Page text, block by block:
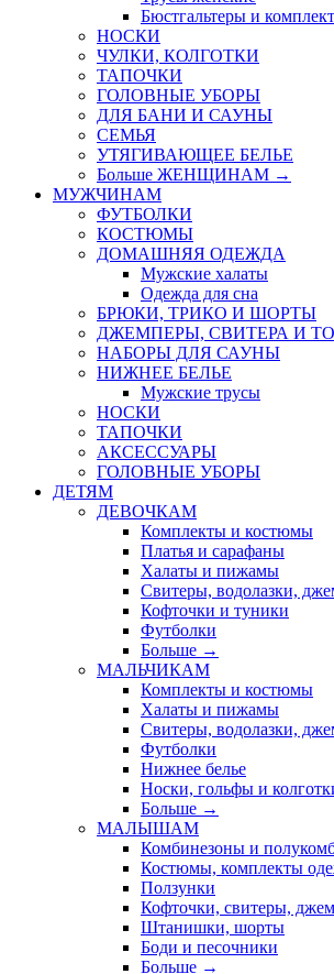
Бюстгальтеры и
НОСКИ
ЧУЛКИ, КОЛГОТКИ
ТАПОЧКИ
ГОЛОВНЫЕ УБОРЫ
ДЛЯ БАНИ И САУНЫ
СЕМЬЯ
УТЯГИВАЮЩЕЕ БЕЛЬЕ
Больше ЖЕНЩИНАМ →
МУЖЧИНАМ
ФУТБОЛКИ
КОСТЮМЫ
ДОМАШНЯЯ ОДЕЖДА
Мужские халаты
Одежда для сна
БРЮКИ, ТРИКО И ШОРТЫ
ДЖЕМПЕРЫ, СВИТЕРА И
НАБОРЫ ДЛЯ САУНЫ
НИЖНЕЕ БЕЛЬЕ
Мужские трусы
НОСКИ
ТАПОЧКИ
АКСЕССУАРЫ
ГОЛОВНЫЕ УБОРЫ
ДЕТЯМ
ДЕВОЧКАМ
Комплекты и костюмы
Платья и сарафаны
Халаты и пижамы
Свитеры, водолазки,
Кофточки и туники
Футболки
Больше →
МАЛЬЧИКАМ
Комплекты и костюмы
Халаты и пижамы
Свитеры, водолазки,
Футболки
Нижнее белье
Носки, гольфы и
Больше →
МАЛЫШАМ
Комбинезоны и
Костюмы, комплекты
Ползунки
Кофточки, свитеры,
Штанишки, шорты
Боди и песочники
Больше →